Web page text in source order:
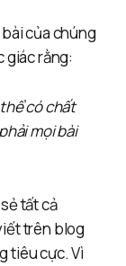
của chúng
giác rằng:
có chất
mọi bài
tất cả
trên blog
tiêu cực. Vì